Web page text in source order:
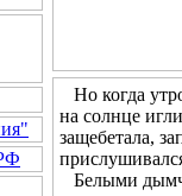
Но когда
на солнце
защебетала,
Белыми